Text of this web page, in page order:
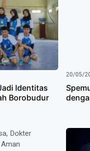
Identitas
Borobudur
20/05/